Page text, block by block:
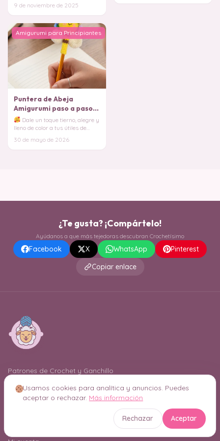
adapten a di
9 de noviembre de 2025
Amigurumi para Principiantes
Puntera de Abeja
Amigurumi paso a paso
(Patrón Gratis)
Dale un toque tierno, alegre y
lleno de color a tus útiles de
abejita
30 de mayo de 2026
¿Te gusta? ¡Compártelo!
Ayúdanos a que más tejedoras descubran Crochetísimo
Facebook X WhatsApp
Pinterest
Copiar enlace
Patrones de Crochet y Ganchillo
El límite es tu imaginación
Usamos cookies para analítica y anuncios. Puedes
aceptar o rechazar. Más información
Rechazar Aceptar